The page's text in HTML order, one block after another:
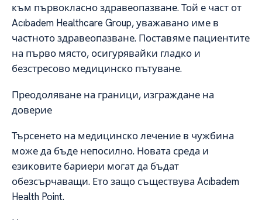
към първокласно здравеопазване. Той е част от
Acıbadem Healthcare Group, уважавано име в
частното здравеопазване. Поставяме пациентите
на първо място, осигурявайки гладко и
безстресово медицинско пътуване.
Преодоляване на граници, изграждане на
доверие
Търсенето на медицинско лечение в чужбина
може да бъде непосилно. Новата среда и
езиковите бариери могат да бъдат
обезсърчаващи. Ето защо съществува Acıbadem
Health Point.